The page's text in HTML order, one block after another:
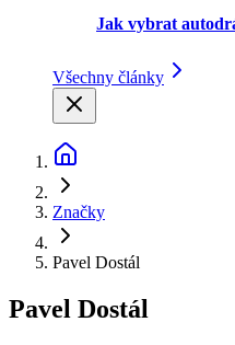
Jak vybrat
Všechny články
Značky
Pavel Dostál
Pavel Dostál